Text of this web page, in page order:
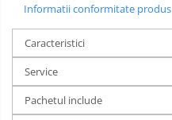
Informatii conformitate produs
Caracteristici
Service
Pachetul include